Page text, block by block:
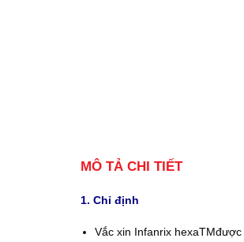
MÔ TẢ CHI TIẾT
1. Chỉ định
Vắc xin Infanrix